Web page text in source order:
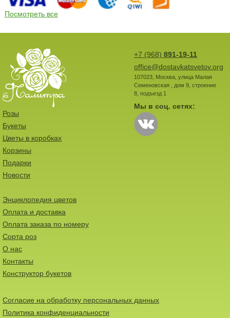
Посмотреть все
+7 (968) 891-19-11
office@dostavkatsvetov.org
107023, Москва, улица Малая
Семеновская , дом 9, строение
8, подъезд 1
Мы в соц. сетях:
Розы
Букеты
Цветы в коробках
Корзины
Подарки
Новости
Энциклопедия цветов
Оплата и доставка
Оплата заказа по номеру
Сорта роз
О нас
Контакты
Конструктор букетов
Согласие на обработку персональных данных
Политика конфиденциальности